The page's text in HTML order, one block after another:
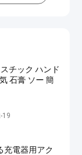
チック ハンド
石膏 ソー 簡
ー鋸
19
充電器用アク